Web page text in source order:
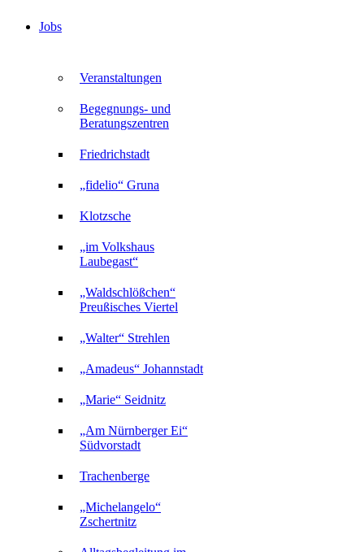
Veranstaltungen
Begegnungs- und
Beratungszentren
Friedrichstadt
„fidelio“ Gruna
Klotzsche
„im Volkshaus
Laubegast“
„Waldschlößchen“
Preußisches Viertel
„Walter“ Strehlen
„Amadeus“ Johannstadt
„Marie“ Seidnitz
„Am Nürnberger Ei“
Südvorstadt
Trachenberge
„Michelangelo“
Zschertnitz
Jobs